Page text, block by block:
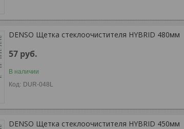
DENSO Щетка стеклоочистителя HYBRID 480мм
57 руб.
В наличии
DUR-048L
DENSO Щетка стеклоочистителя HYBRID 450мм